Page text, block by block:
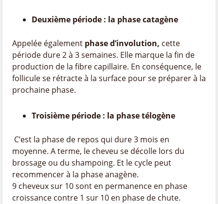
Deuxième période : la phase catagène
Appelée également phase d’involution, cette
période dure 2 à 3 semaines. Elle marque la fin de
production de la fibre capillaire. En conséquence, le
follicule se rétracte à la surface pour se préparer à la
prochaine phase.
Troisième période : la phase télogène
C’est la phase de repos qui dure 3 mois en
moyenne. A terme, le cheveu se décolle lors du
brossage ou du shampoing. Et le cycle peut
recommencer à la phase anagène.
9 cheveux sur 10 sont en permanence en phase
croissance contre 1 sur 10 en phase de chute.